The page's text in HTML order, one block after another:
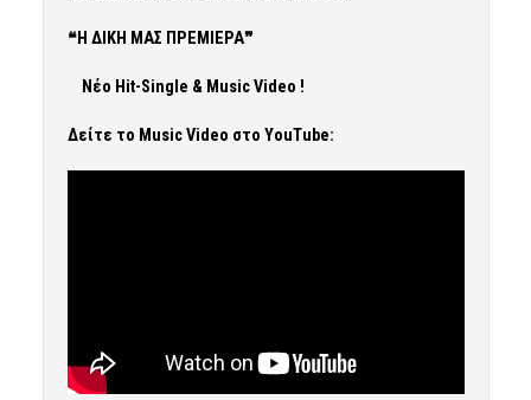
❝Η ΔΙΚΗ ΜΑΣ ΠΡΕΜΙΕΡΑ❞
Νέο Hit-Single & Music Video !
Δείτε το Music Video στο YouTube: